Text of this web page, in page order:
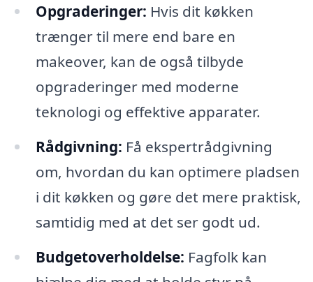
Opgraderinger: Hvis dit køkken
trænger til mere end bare en
makeover, kan de også tilbyde
opgraderinger med moderne
teknologi og effektive apparater.
Rådgivning: Få ekspertrådgivning
om, hvordan du kan optimere pladsen
i dit køkken og gøre det mere praktisk,
samtidig med at det ser godt ud.
Budgetoverholdelse: Fagfolk kan